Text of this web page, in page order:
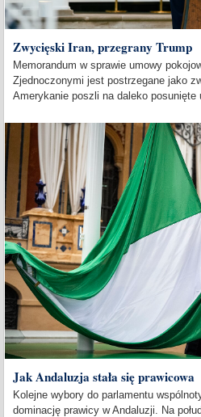
Zwycięski Iran, przegrany Trump
Memorandum w sprawie umowy
Zjednoczonymi jest postrzegane jako
Amerykanie poszli na daleko posunięte
Jak Andaluzja stała się prawicowa
Kolejne wybory do parlamentu
dominację prawicy w Andaluzji. Na